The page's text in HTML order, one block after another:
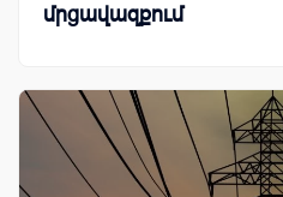
մրցավազքում